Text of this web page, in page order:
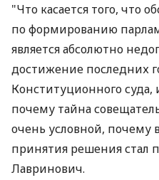
"Что касается того, что
по формированию
является абсолютно
достижение последних
Конституционного суда,
почему тайна
очень условной, почему
принятия решения стал
Лавринович.